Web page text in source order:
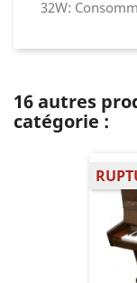
32W:
16 autres
catégorie :